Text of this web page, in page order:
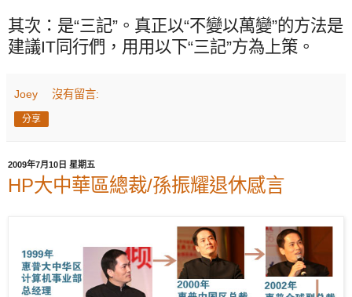
其次：是“三記”。真正以“不變以萬變”的方法是
建議IT 同行們，用用以下“三記”方為上策。
Joey 沒有留言:
分享
2009年7月10日 星期五
HP大中華區總裁/孫振耀退休感言